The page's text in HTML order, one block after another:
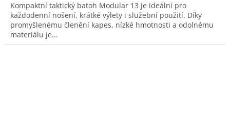
Kompaktní taktický batoh Modular 13 je ideální pro
každodenní nošení, krátké výlety i služební použití. Díky
promyšlenému členění kapes, nízké hmotnosti a odolnému
materiálu je...